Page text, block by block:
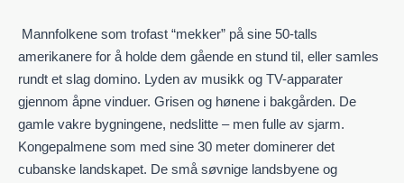
Mannfolkene som trofast “mekker” på sine 50-talls
amerikanere for å holde dem gående en stund til, eller samles
rundt et slag domino. Lyden av musikk og TV-apparater
gjennom åpne vinduer. Grisen og hønene i bakgården. De
gamle vakre bygningene, nedslitte – men fulle av sjarm.
Kongepalmene som med sine 30 meter dominerer det
cubanske landskapet. De små søvnige landsbyene og